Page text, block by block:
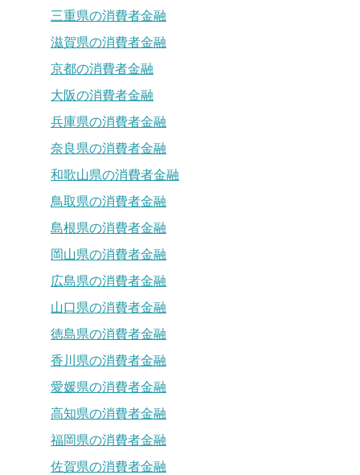
三重県の消費者金融
滋賀県の消費者金融
京都の消費者金融
大阪の消費者金融
兵庫県の消費者金融
奈良県の消費者金融
和歌山県の消費者金融
鳥取県の消費者金融
島根県の消費者金融
岡山県の消費者金融
広島県の消費者金融
山口県の消費者金融
徳島県の消費者金融
香川県の消費者金融
愛媛県の消費者金融
高知県の消費者金融
福岡県の消費者金融
佐賀県の消費者金融